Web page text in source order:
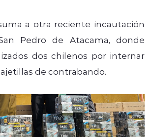
a otra reciente incautación
Pedro de Atacama, donde
dos chilenos por internar
de contrabando.